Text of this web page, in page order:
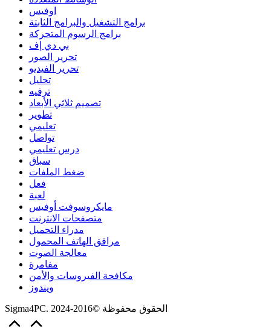
اوفيس
برامج التشغيل والبرامج الثابتة
برامج الرسوم المتحركة
بي دي إف
تحرير الصور
تحرير الفيديو
تحليل
ترفيه
تصميم ثلاثي الأبعاد
تطوير
تعليمي
تواصل
درس تعليمي
سباق
ضغط الملفات
فعل
لعبة
مايكروسوفت أوفيس
متصفحات الانترنت
مدراء التحميل
مرافق الهاتف المحمول
معالجة الصوت
مفامرة
مكافحة الفيروسات والأمن
ويندوز
Sigma4PC. الحقوق محفوظة ©2016-2024